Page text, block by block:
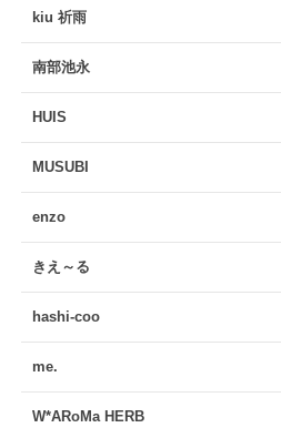
kiu 祈雨
南部池永
HUIS
MUSUBI
enzo
きえ～る
hashi-coo
me.
W*ARoMa HERB